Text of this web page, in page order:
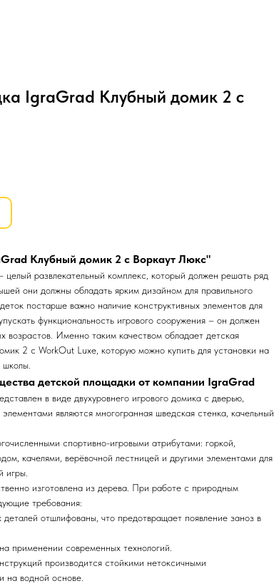
IgraGrad Клубный домик 2 с
Клубный домик 2 с Воркаут Люкс"
целый развлекательный комплекс, который должен решать ряд
они должны обладать ярким дизайном для правильного
постарше важно наличие конструктивных элементов для
функциональность игрового сооружения – он должен
возрастов. Именно таким качеством обладает детская
2 с WorkOut Luxe, которую можно купить для установки на
детской площадки от компании IgraGrad
в виде двухуровнего игрового домика с дверью,
являются многогранная шведская стенка, качельный
спортивно-игровыми атрибутами: горкой,
качелями, верёвочной лестницей и другими элементами для
игры.
изготовлена из дерева. При работе с природным
требования:
отшлифованы, что предотвращает появление заноз в
применении современных технологий.
производится стойкими нетоксичными
на водной основе.